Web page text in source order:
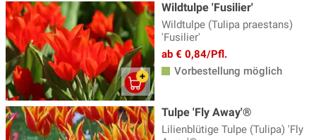
Wildtulpe 'Fusilier'
Wildtulpe (Tulipa praestans)
'Fusilier'
ab € 0,84/Pfl.
Vorbestellung möglich
Tulpe 'Fly Away'®
Lilienblütige Tulpe (Tulipa) 'Fly